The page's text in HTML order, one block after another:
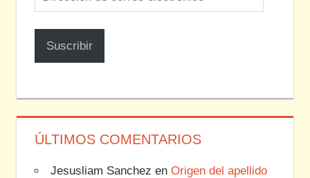
de
correo
electrónico
Suscribir
ÚLTIMOS COMENTARIOS
Jesusliam Sanchez en Origen del apellido